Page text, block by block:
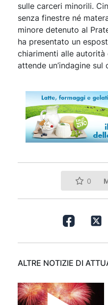
sulle carceri minorili.
senza finestre né
minore detenuto al
ha presentato un
chiarimenti alle autorità
attende un’indagine sul
0
ALTRE NOTIZIE DI